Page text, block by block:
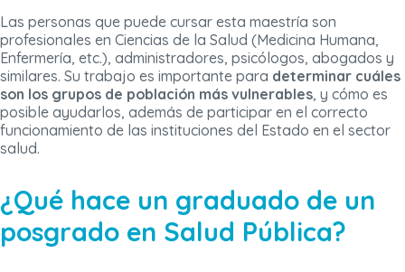
Las personas que puede cursar esta maestría son
profesionales en Ciencias de la Salud (Medicina Humana,
Enfermería, etc.), administradores, psicólogos, abogados y
similares. Su trabajo es importante para determinar cuáles
son los grupos de población más vulnerables, y cómo es
posible ayudarlos, además de participar en el correcto
funcionamiento de las instituciones del Estado en el sector
salud.
¿Qué hace un graduado de un
posgrado en Salud Pública?